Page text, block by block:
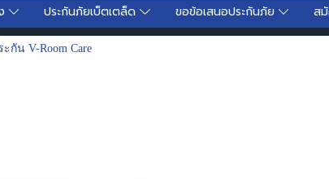
ประกันภัยเบ็ตเตล็ด ขอข้อเสนอประกันภัย ส
กัน V-Room Care